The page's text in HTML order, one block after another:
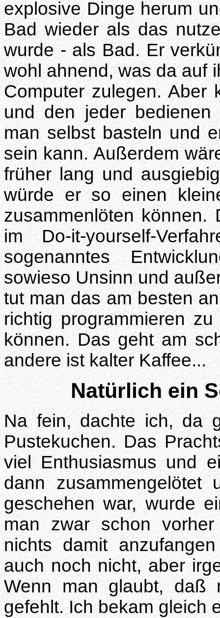
explosive Dinge herum
Bad wieder als das
wurde - als Bad. Er
wohl ahnend, was da auf
Computer zulegen. Aber
und den jeder
man selbst basteln und
sein kann. Außerdem
früher lang und
würde er so einen
zusammenlöten
im Do-it-yourself-
sogenanntes
sowieso Unsinn und
tut man das am besten
richtig programmieren
können. Das geht am
andere ist kalter Kaffee...
Natürlich ein
Na fein, dachte ich, da
Pustekuchen. Das
viel Enthusiasmus und
dann zusammengelötet
geschehen war, wurde
man zwar schon
nichts damit
auch noch nicht, aber
Wenn man glaubt, daß
gefehlt. Ich bekam gleich